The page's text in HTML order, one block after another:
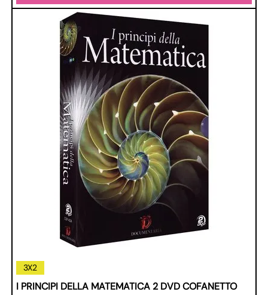
3X2
I PRINCIPI DELLA MATEMATICA 2 DVD COFANETTO